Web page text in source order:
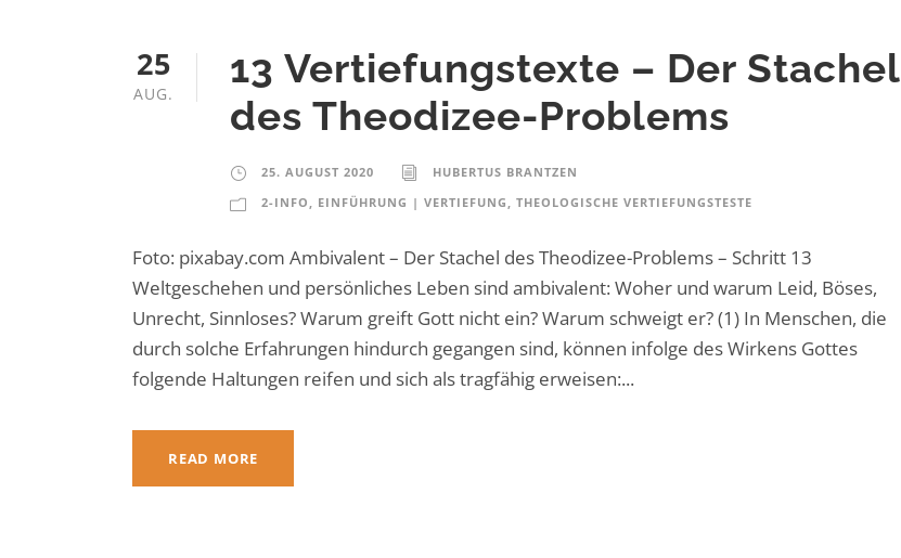
25
AUG.
13 Vertiefungstexte – Der Stachel
des Theodizee-Problems
25. AUGUST 2020
HUBERTUS BRANTZEN
2-INFO
EINFÜHRUNG | VERTIEFUNG THEOLOGISCHE VERTIEFUNGSTESTE
Foto: pixabay.com Ambivalent – Der Stachel des Theodizee-Problems – Schritt 13
Weltgeschehen und persönliches Leben sind ambivalent: Woher und warum Leid, Böses,
Unrecht, Sinnloses? Warum greift Gott nicht ein? Warum schweigt er? (1) In Menschen, die
durch solche Erfahrungen hindurch gegangen sind, können infolge des Wirkens Gottes
folgende Haltungen reifen und sich als tragfähig erweisen:...
READ MORE